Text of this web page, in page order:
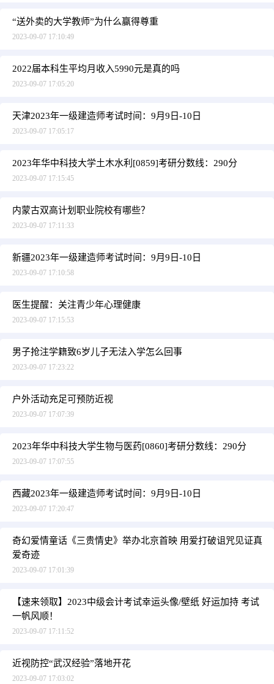
“送外卖的大学教师”为什么赢得尊重
2023-09-07 17:10:49
2022届本科生平均月收入5990元是真的吗
2023-09-07 17:05:20
天津2023年一级建造师考试时间：9月9日-10日
2023-09-07 17:05:17
2023年华中科技大学土木水利[0859]考研分数线：290分
2023-09-07 17:15:45
内蒙古双高计划职业院校有哪些？
2023-09-07 17:11:33
新疆2023年一级建造师考试时间：9月9日-10日
2023-09-07 17:10:58
医生提醒：关注青少年心理健康
2023-09-07 17:15:53
男子抢注学籍致6岁儿子无法入学怎么回事
2023-09-07 17:23:22
户外活动充足可预防近视
2023-09-07 17:07:39
2023年华中科技大学生物与医药[0860]考研分数线：290分
2023-09-07 17:07:55
西藏2023年一级建造师考试时间：9月9日-10日
2023-09-07 17:20:47
奇幻爱情童话《三贵情史》举办北京首映 用爱打破诅咒见证真
爱奇迹
2023-09-07 17:01:39
【速来领取】2023中级会计考试幸运头像/壁纸 好运加持 考试
一帆风顺！
2023-09-07 17:11:52
近视防控“武汉经验”落地开花
2023-09-07 17:03:02